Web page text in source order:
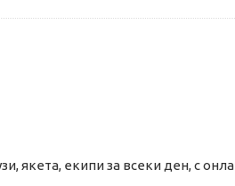
якета, екипи за всеки ден, с